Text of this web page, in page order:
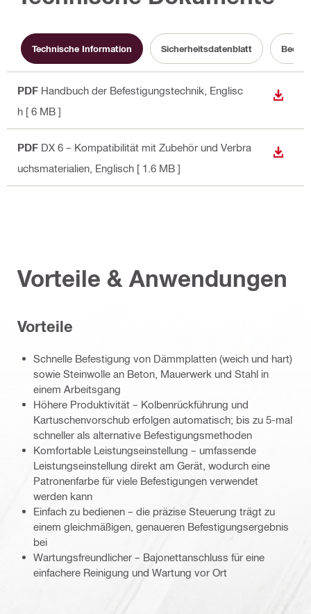
Technische Information Sicherheitsdatenblatt
PDF Handbuch der Befestigungstechnik , Englisc
h [ 6 MB ]
PDF DX 6 – Kompatibilität mit Zubehör und Verbra
uchsmaterialien , Englisch [ 1.6 MB ]
Vorteile & Anwendungen
Vorteile
Schnelle Befestigung von Dämmplatten (weich und hart)
sowie Steinwolle an Beton, Mauerwerk und Stahl in
einem Arbeitsgang
Höhere Produktivität – Kolbenrückführung und
Kartuschenvorschub erfolgen automatisch; bis zu 5-mal
schneller als alternative Befestigungsmethoden
Komfortable Leistungseinstellung – umfassende
Leistungseinstellung direkt am Gerät, wodurch eine
Patronenfarbe für viele Befestigungen verwendet
werden kann
Einfach zu bedienen – die präzise Steuerung trägt zu
einem gleichmäßigen, genaueren Befestigungsergebnis
bei
Wartungsfreundlicher – Bajonettanschluss für eine
einfachere Reinigung und Wartung vor Ort